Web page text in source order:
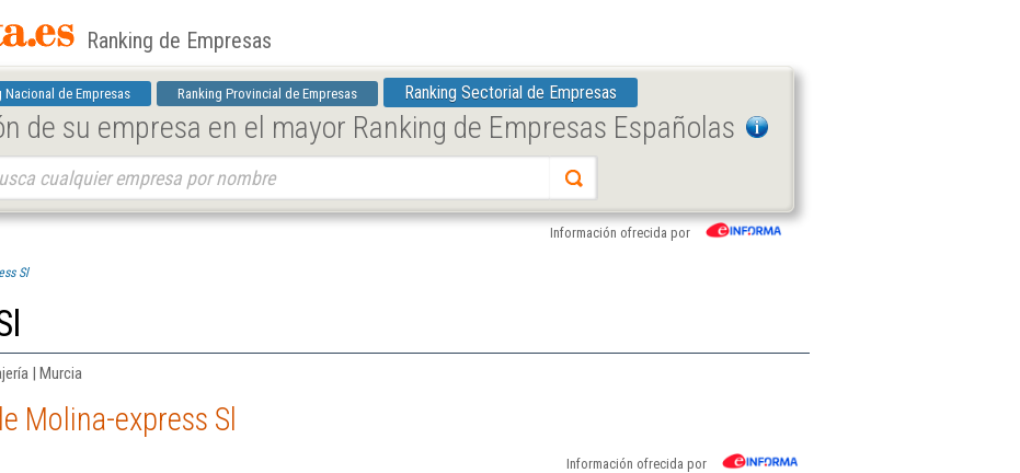
Ranking de Empresas
Nacional de Empresas Ranking Provincial de Empresas Ranking Sectorial de Empresas
de su empresa en el mayor Ranking de Empresas Españolas
Información ofrecida por
Sl
| Murcia
Molina-express Sl
Información ofrecida por